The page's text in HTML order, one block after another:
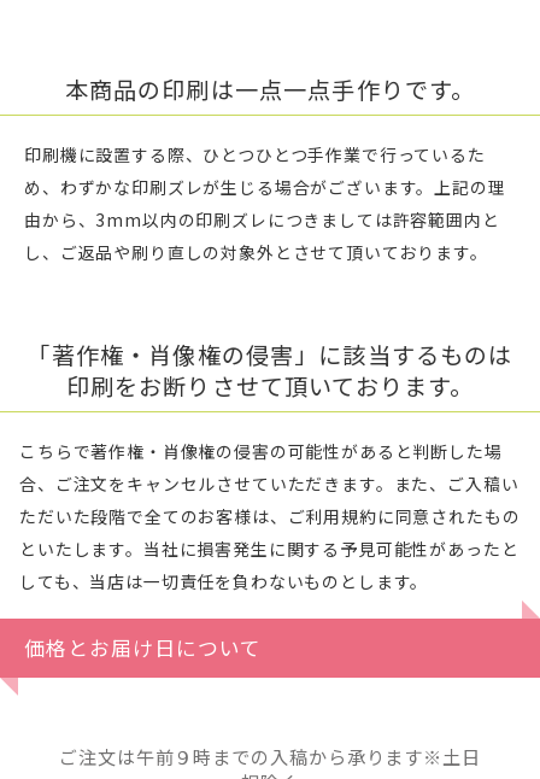
本商品の印刷は一点一点手作りです。
印刷機に設置する際、ひとつひとつ手作業で行っているた
め、わずかな印刷ズレが生じる場合がございます。上記の理
由から、3mm以内の印刷ズレにつきましては許容範囲内と
し、ご返品や刷り直しの対象外とさせて頂いております。
「著作権・肖像権の侵害」に該当するものは
印刷をお断りさせて頂いております。
こちらで著作権・肖像権の侵害の可能性があると判断した場
合、ご注文をキャンセルさせていただきます。また、ご入稿い
ただいた段階で全てのお客様は、ご利用規約に同意されたもの
といたします。当社に損害発生に関する予見可能性があったと
しても、当店は一切責任を負わないものとします。
価格とお届け日について
ご注文は午前９時までの入稿から承ります※土日